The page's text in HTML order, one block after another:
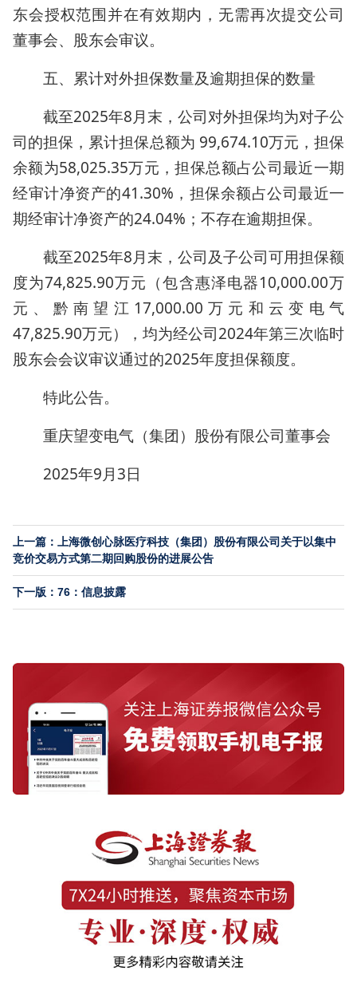
东会授权范围并在有效期内，无需再次提交公司
董事会、股东会审议。
五、累计对外担保数量及逾期担保的数量
截至2025年8月末，公司对外担保均为对子公
司的担保，累计担保总额为 99,674.10万元，担保
余额为58,025.35万元，担保总额占公司最近一期
经审计净资产的41.30%，担保余额占公司最近一
期经审计净资产的24.04%；不存在逾期担保。
截至2025年8月末，公司及子公司可用担保额
度为74,825.90万元（包含惠泽电器10,000.00万
元、黔南望江17,000.00万元和云变电气
47,825.90万元），均为经公司2024年第三次临时
股东会会议审议通过的2025年度担保额度。
特此公告。
重庆望变电气（集团）股份有限公司董事会
2025年9月3日
上一篇：上海微创心脉医疗科技（集团）股份有限公司关于以集中
竞价交易方式第二期回购股份的进展公告
下一版：76：信息披露